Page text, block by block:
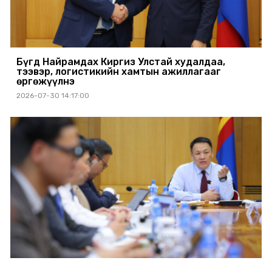
Бүгд Найрамдах Киргиз Улстай худалдаа,
тээвэр, логистикийн хамтын ажиллагааг
өргөжүүлнэ
2026-07-30 14:17:00